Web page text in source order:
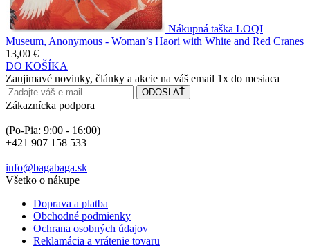
Nákupná taška LOQI
Museum, Anonymous - Woman’s Haori with White and Red Cranes
13,00 €
DO KOŠÍKA
Zaujimavé novinky, články a akcie na váš email 1x do mesiaca
ODOSLAŤ
Zákaznícka podpora
(Po-Pia: 9:00 - 16:00)
+421 907 158 533
info@bagabaga.sk
Všetko o nákupe
Doprava a platba
Obchodné podmienky
Ochrana osobných údajov
Reklamácia a vrátenie tovaru